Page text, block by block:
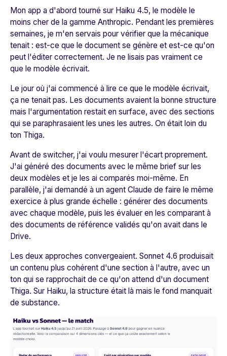
Mon app a d'abord tourné sur Haiku 4.5, le modèle le
moins cher de la gamme Anthropic. Pendant les premières
semaines, je m'en servais pour vérifier que la mécanique
tenait : est-ce que le document se génère et est-ce qu'on
peut l'éditer correctement. Je ne lisais pas vraiment ce
que le modèle écrivait.
Le jour où j'ai commencé à lire ce que le modèle écrivait,
ça ne tenait pas. Les documents avaient la bonne structure
mais l'argumentation restait en surface, avec des sections
qui se paraphrasaient les unes les autres. On était loin du
ton Thiga.
Avant de switcher, j'ai voulu mesurer l'écart proprement.
J'ai généré des documents avec le même brief sur les
deux modèles et je les ai comparés moi-même. En
parallèle, j'ai demandé à un agent Claude de faire le même
exercice à plus grande échelle : générer des documents
avec chaque modèle, puis les évaluer en les comparant à
des documents de référence validés qu'on avait dans le
Drive.
Les deux approches convergeaient. Sonnet 4.6 produisait
un contenu plus cohérent d'une section à l'autre, avec un
ton qui se rapprochait de ce qu'on attend d'un document
Thiga. Sur Haiku, la structure était là mais le fond manquait
de substance.